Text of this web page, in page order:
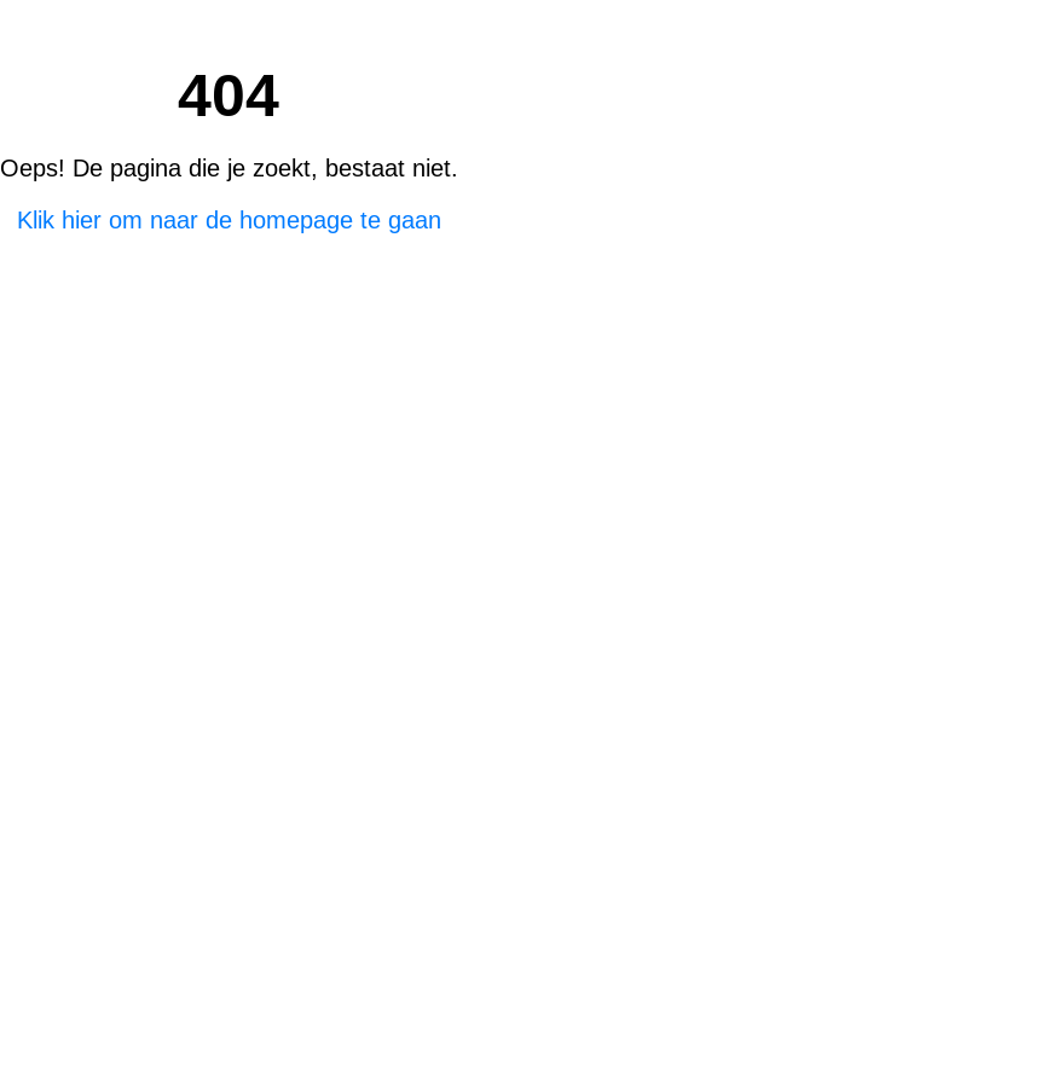
404
Oeps! De pagina die je zoekt, bestaat niet.
Klik hier om naar de homepage te gaan